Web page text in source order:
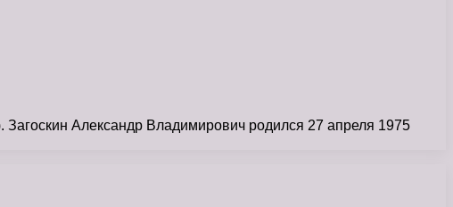
Александр Владимирович родился 27 апреля 1975